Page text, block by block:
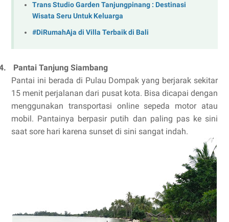
Trans Studio Garden Tanjungpinang : Destinasi
Wisata Seru Untuk Keluarga
#DiRumahAja di Villa Terbaik di Bali
Pantai Tanjung Siambang
Pantai ini berada di Pulau Dompak yang berjarak sekitar
15 menit perjalanan dari pusat kota. Bisa dicapai dengan
menggunakan transportasi online sepeda motor atau
mobil. Pantainya berpasir putih dan paling pas ke sini
saat sore hari karena sunset di sini sangat indah.